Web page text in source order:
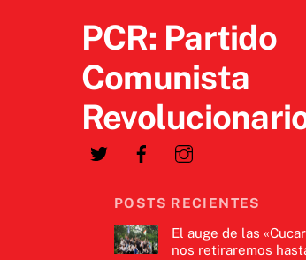
PCR: Partido
Comunista
POSTS RECIENTES
El auge de las
nos retiraremos